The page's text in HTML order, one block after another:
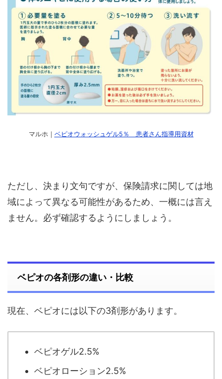
マルホ｜ ベピオウォッシュゲル5％ 患者さん指導用資材
ただし、決まり文句ですが、保険請求に関しては地
域によって異なる可能性があるため、一概には言え
ません。必ず確認するようにしましょう。
ベピオの各剤形の違い・比較
現在、ベピオには以下の3剤形があります。
ベピオゲル2.5%
ベピオローション2.5%